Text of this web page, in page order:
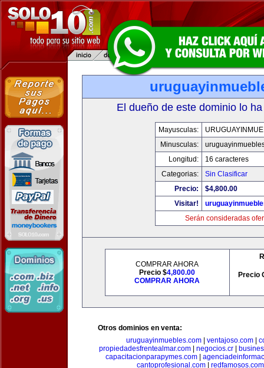
El dueño de este dominio lo
Mayusculas:
Minusculas:
Longitud:
16 caracteres
Categorias:
Sin Clasificar
Precio:
$4,800.00
Visitar!
Serán consideradas
COMPRAR AHORA
Precio $4,800.00
COMPRAR AHORA
Precio
Otros dominios en venta:
uruguayinmuebles.com
ventajoso.com
propiedadesfrentealmar.com
negocios.cr
capacitacionparapymes.com|
cantoprofesional.com
redfamosos.com